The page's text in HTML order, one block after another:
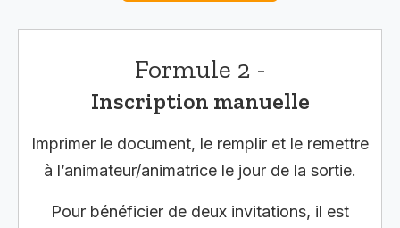
Formule 2 -
Inscription manuelle
Imprimer le document, le remplir et le remettre
à l’animateur/animatrice le jour de la sortie.
Pour bénéficier de deux invitations, il est